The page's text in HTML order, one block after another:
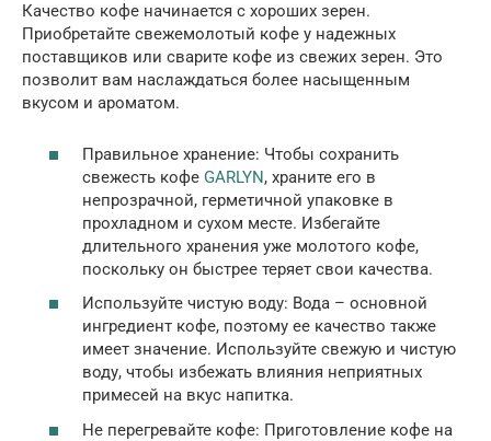
Качество кофе начинается с хороших зерен.
Приобретайте свежемолотый кофе у надежных
поставщиков или сварите кофе из свежих зерен. Это
позволит вам наслаждаться более насыщенным
вкусом и ароматом.
Правильное хранение: Чтобы сохранить
свежесть кофе GARLYN, храните его в
непрозрачной, герметичной упаковке в
прохладном и сухом месте. Избегайте
длительного хранения уже молотого кофе,
поскольку он быстрее теряет свои качества.
Используйте чистую воду: Вода – основной
ингредиент кофе, поэтому ее качество также
имеет значение. Используйте свежую и чистую
воду, чтобы избежать влияния неприятных
примесей на вкус напитка.
Не перегревайте кофе: Приготовление кофе на